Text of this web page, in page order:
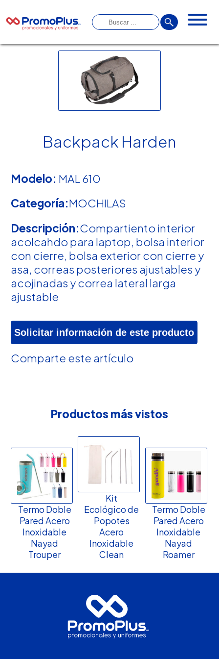
Backpack Harden
Modelo: MAL 610
Categoría:MOCHILAS
Descripción:Compartiento interior
acolcahdo para laptop, bolsa interior
con cierre, bolsa exterior con cierre y
asa, correas posteriores ajustables y
acojinadas y correa lateral larga
ajustable
Solicitar información de este producto
Comparte este artículo
Productos más vistos
Termo Doble
Pared Acero
Inoxidable
Nayad
Trouper
Kit
Ecológico de
Popotes
Acero
Inoxidable
Clean
Termo Doble
Pared Acero
Inoxidable
Nayad
Roamer